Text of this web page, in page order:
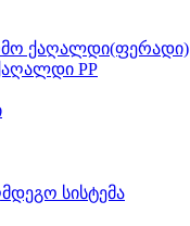
ქაღალდი(ფერადი)
PP
სისტემა